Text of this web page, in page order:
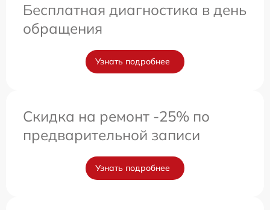
Бесплатная диагностика в день
обращения
Узнать подробнее
Скидка на ремонт -25% по
предварительной записи
Узнать подробнее